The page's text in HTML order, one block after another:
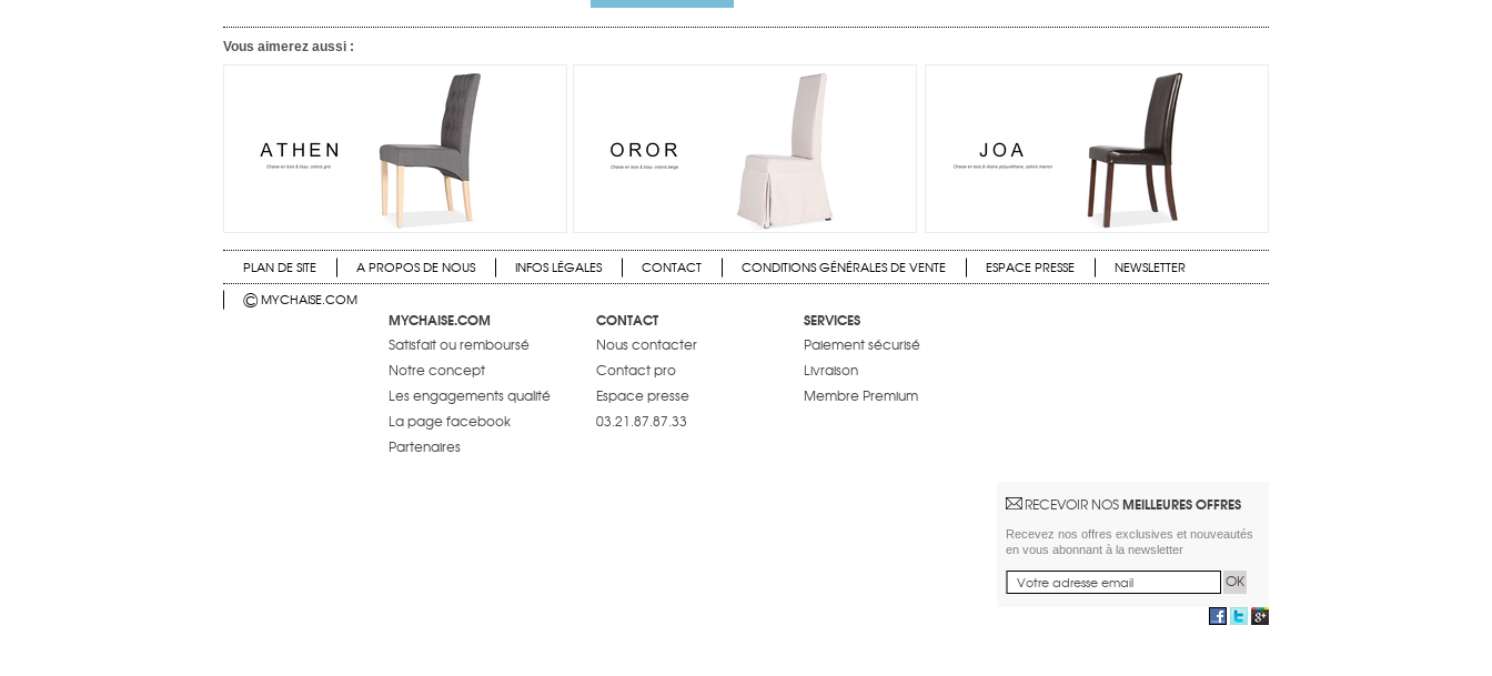
Vous aimerez aussi :
PLAN DE SITE A PROPOS DE NOUS INFOS LÉGALES CONTACT CONDITIONS GÉNÉRALES DE VENTE ESPACE PRESSE NEWSLETTER
©MYCHAISE.COM
MYCHAISE.COM
Satisfait ou remboursé
Notre concept
Les engagements qualité
La page facebook
Partenaires
CONTACT
Nous contacter
Contact pro
Espace presse
03.21.87.87.33
SERVICES
Paiement sécurisé
Livraison
Membre Premium
RECEVOIR NOSMEILLEURES OFFRES
Recevez nos offres exclusives et nouveautés
en vous abonnant à la newsletter